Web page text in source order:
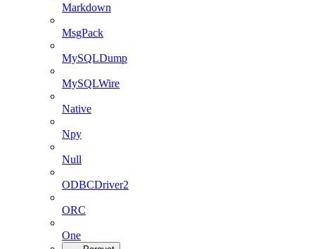
Markdown
MsgPack
MySQLDump
MySQLWire
Native
Npy
Null
ODBCDriver2
ORC
One